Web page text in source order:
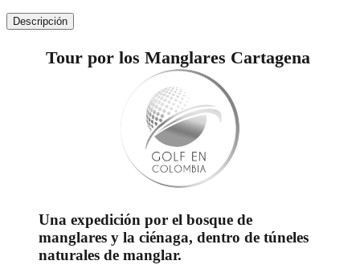
Descripción
Tour por los Manglares Cartagena
Una expedición por el bosque de
manglares y la ciénaga, dentro de túneles
naturales de manglar.